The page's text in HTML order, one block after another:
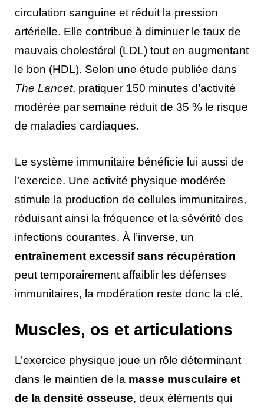
circulation sanguine et réduit la pression
artérielle. Elle contribue à diminuer le taux de
mauvais cholestérol (LDL) tout en augmentant
le bon (HDL). Selon une étude publiée dans
The Lancet, pratiquer 150 minutes d’activité
modérée par semaine réduit de 35 % le risque
de maladies cardiaques.
Le système immunitaire bénéficie lui aussi de
l’exercice. Une activité physique modérée
stimule la production de cellules immunitaires,
réduisant ainsi la fréquence et la sévérité des
infections courantes. À l’inverse, un
entraînement excessif sans récupération
peut temporairement affaiblir les défenses
immunitaires, la modération reste donc la clé.
Muscles, os et articulations
L’exercice physique joue un rôle déterminant
dans le maintien de la masse musculaire et
de la densité osseuse, deux éléments qui